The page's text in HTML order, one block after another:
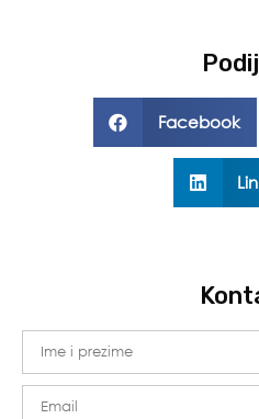
Facebook